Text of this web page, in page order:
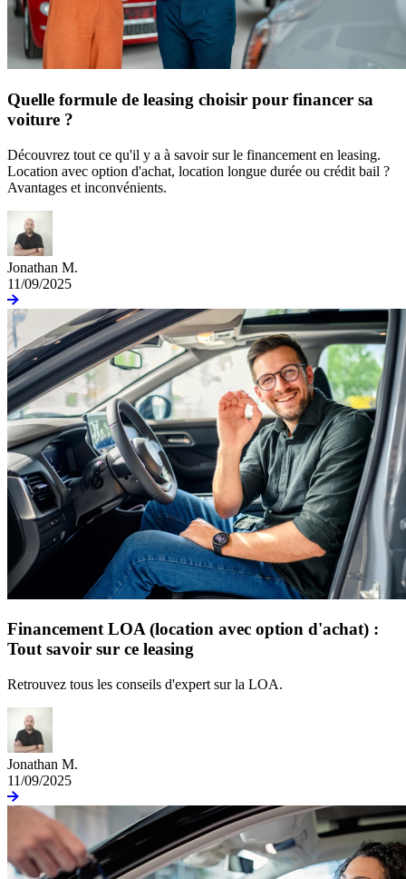
Quelle formule de leasing choisir pour financer sa
voiture ?
Découvrez tout ce qu'il y a à savoir sur le financement en leasing.
Location avec option d'achat, location longue durée ou crédit bail ?
Avantages et inconvénients.
Jonathan M.
11/09/2025
Financement LOA (location avec option d'achat) :
Tout savoir sur ce leasing
Retrouvez tous les conseils d'expert sur la LOA.
Jonathan M.
11/09/2025